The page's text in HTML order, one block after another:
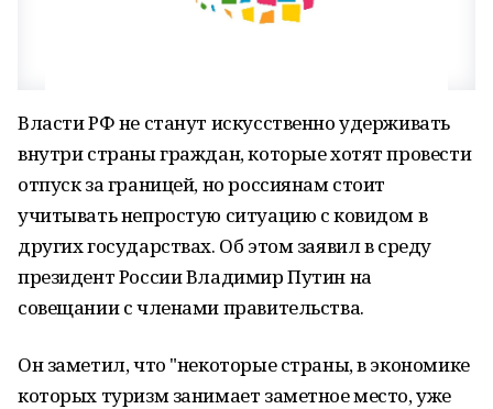
Власти РФ не станут искусственно удерживать
внутри страны граждан, которые хотят провести
отпуск за границей, но россиянам стоит
учитывать непростую ситуацию с ковидом в
других государствах. Об этом заявил в среду
президент России Владимир Путин на
совещании с членами правительства.
Он заметил, что "некоторые страны, в экономике
которых туризм занимает заметное место, уже